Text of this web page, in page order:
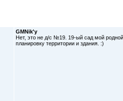
GMNik'у
Нет, это не д/с №19. 19-ый сад мой
планировку территории и здания. :)